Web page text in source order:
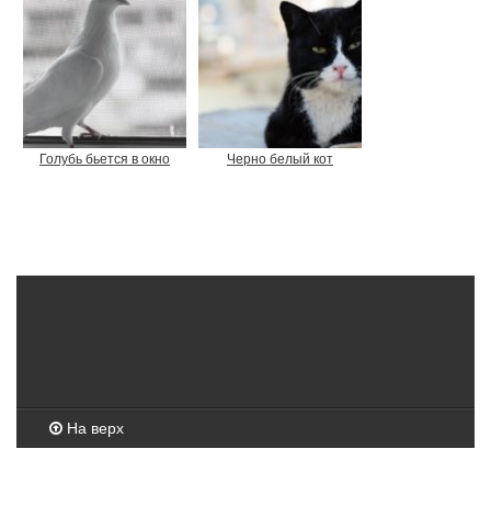
Голубь бьется в окно Черно белый кот
На верх